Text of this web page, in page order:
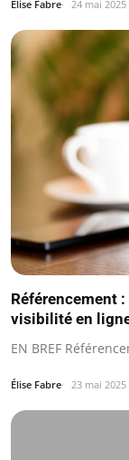
Élise Fabre 24 mai 2025
Référencement
visibilité en
EN BREF
Élise Fabre 23 mai 2025